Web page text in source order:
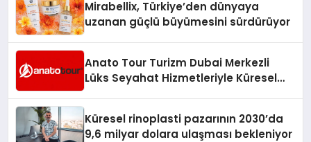
Mirabellix, Türkiye’den dünyaya
uzanan güçlü büyümesini sürdürüyor
Anato Tour Turizm Dubai Merkezli
Lüks Seyahat Hizmetleriyle Küresel
Küresel rinoplasti pazarının 2030’da
9,6 milyar dolara ulaşması bekleniyor